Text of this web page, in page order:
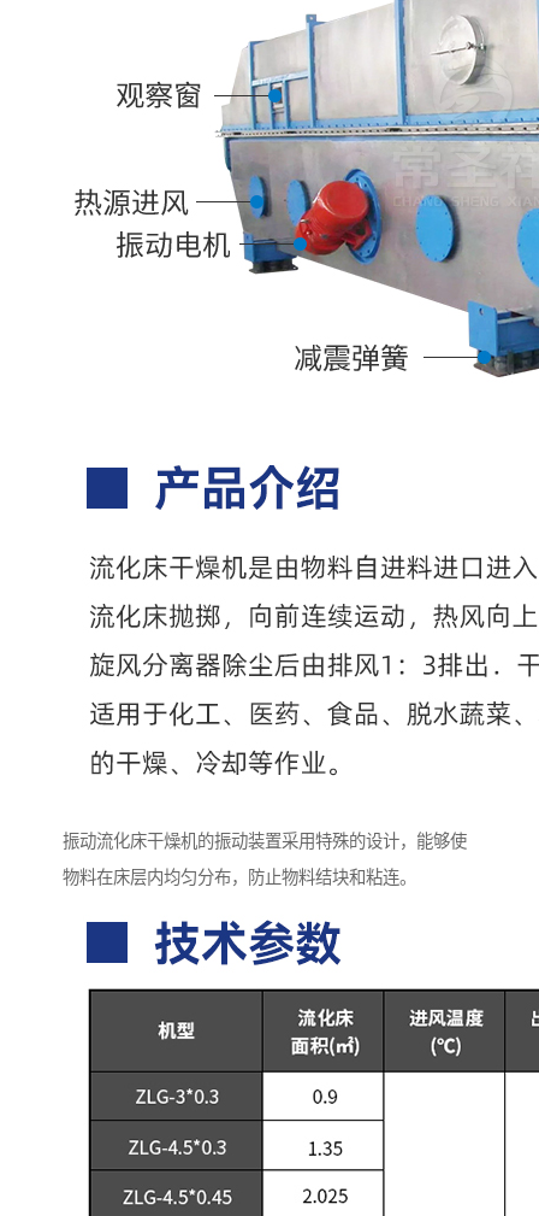
振动流化床干燥机的振动装置采用特殊的设计，能够使
物料在床层内均匀分布，防止物料结块和粘连。